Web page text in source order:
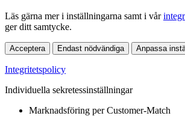
Läs gärna mer i inställningarna samt i vår
ger ditt samtycke.
Acceptera Endast nödvändiga Anpassa
Integritetspolicy
Individuella sekretessinställningar
Marknadsföring per Customer-Match